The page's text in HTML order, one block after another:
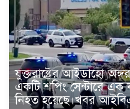
যুক্তরাষ্ট্রের আইডাহো
একটি শপিং সেন্টারে
নিহত হয়েছে।খবর